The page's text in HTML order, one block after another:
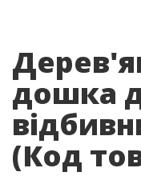
дошка
(Код